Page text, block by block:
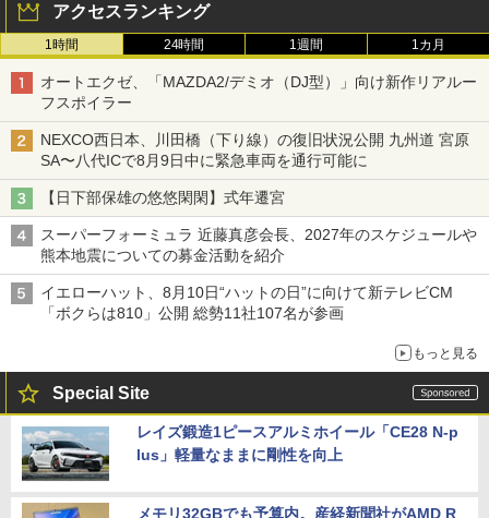
アクセスランキング
1時間 24時間 1週間 1カ月
オートエクゼ、「MAZDA2/デミオ（DJ型）」向け新作リアルー
フスポイラー
NEXCO西日本、川田橋（下り線）の復旧状況公開 九州道 宮原
SA〜八代ICで8月9日中に緊急車両を通行可能に
【日下部保雄の悠悠閑閑】式年遷宮
スーパーフォーミュラ 近藤真彦会長、2027年のスケジュールや
熊本地震についての募金活動を紹介
イエローハット、8月10日“ハットの日”に向けて新テレビCM
「ボクらは810」公開 総勢11社107名が参画
もっと見る
Special Site
レイズ鍛造1ピースアルミホイール「CE28 N-p
lus」軽量なままに剛性を向上
メモリ32GBでも予算内。産経新聞社がAMD R